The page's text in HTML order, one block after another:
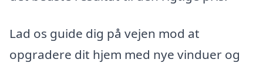
Lad os guide dig på vejen mod at
opgradere dit hjem med nye vinduer og